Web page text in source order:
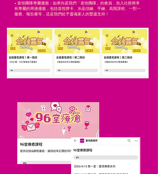
• 喜悅團隊專屬優惠：如果你是我們「喜悅團隊」的會員，加入社群將享
有專屬的周邊優惠，包括喜悅牌卡、水晶項鍊、手鍊、高階課程、一對一
服務、報告書等，這是我們給予靈魂家人的豐盛支持！